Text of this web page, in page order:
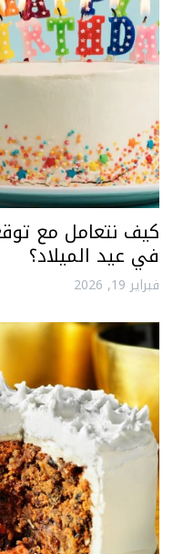
كيف نتعامل مع
في عيد الميلاد؟
فبراير 19, 2026